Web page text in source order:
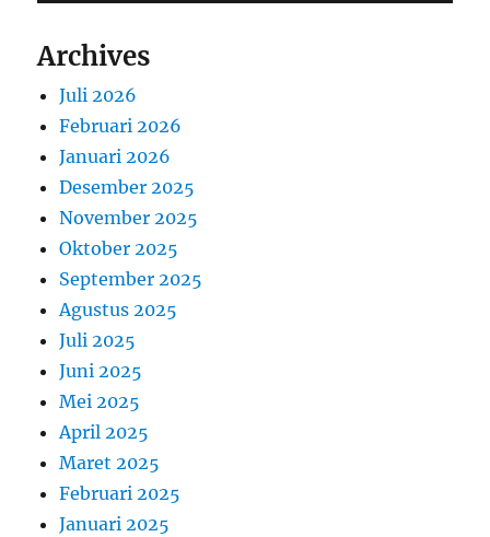
Archives
Juli 2026
Februari 2026
Januari 2026
Desember 2025
November 2025
Oktober 2025
September 2025
Agustus 2025
Juli 2025
Juni 2025
Mei 2025
April 2025
Maret 2025
Februari 2025
Januari 2025